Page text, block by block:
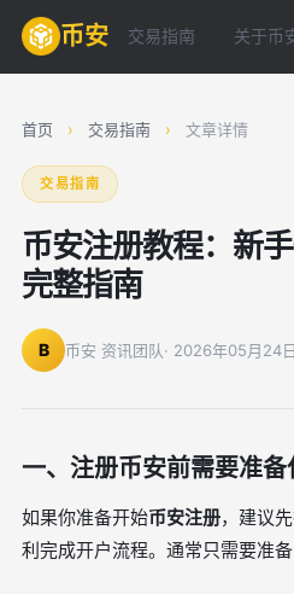
币安 交易指南 关于币
首页 › 交易指南 › 文章详情
交易指南
币安注册教程：新
完整指南
B 币安 资讯团队· 2026年05月24日
一、注册币安前需要准备
如果你准备开始币安注册，建议
利完成开户流程。通常只需要准备